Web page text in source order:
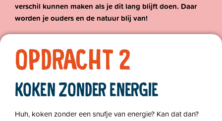
verschil kunnen maken als je dit lang blijft doen. Daar
worden je ouders en de natuur blij van!
OPDRACHT 2
KOKEN ZONDER ENERGIE
Huh, koken zonder een snufje van energie? Kan dat dan?